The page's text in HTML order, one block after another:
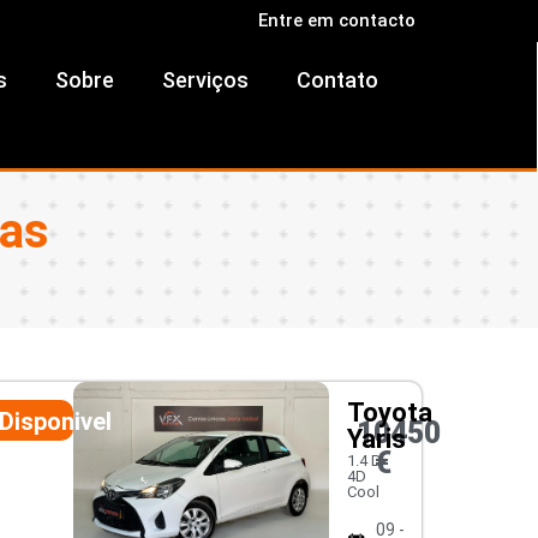
Entre em contacto
Sobre Serviços Contato
Disponivel
Toyota
Yaris
1.4 D-
4D
Cool
09 -
10450
€